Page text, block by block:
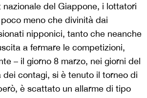
nazionale del Giappone, i lottatori
meno che divinità dai
nipponici, tanto che neanche
a fermare le competizioni,
– il giorno 8 marzo, nei giorni del
contagi, si è tenuto il torneo di
è scattato un allarme di tipo